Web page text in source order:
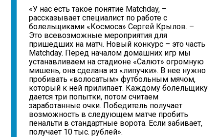
«У нас есть такое понятие Matchday, –
рассказывает специалист по работе с
болельщиками «Космоса» Сергей Крылов. –
Это всевозможные мероприятия для
пришедших на матч. Новый конкурс – это часть
Matchday. Перед началом домашних игр мы
устанавливаем на стадионе «Салют» огромную
мишень, она сделана из «липучки». В нее нужно
пробивать «волосатым» футбольным мячом,
который к ней прилипает. Каждому болельщику
дается три попытки, потом считаем
заработанные очки. Победитель получает
возможность в следующем матче пробить
пенальти в стандартные ворота. Если забивает,
получает 10 тыс. рублей».